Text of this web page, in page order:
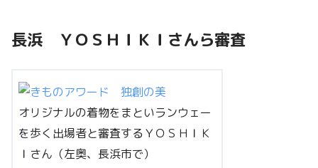
長浜 ＹＯＳＨＩＫＩさんら審査
オリジナルの着物をまといランウェー
を歩く出場者と審査するＹＯＳＨＩＫ
Ｉさん（左奥、長浜市で）